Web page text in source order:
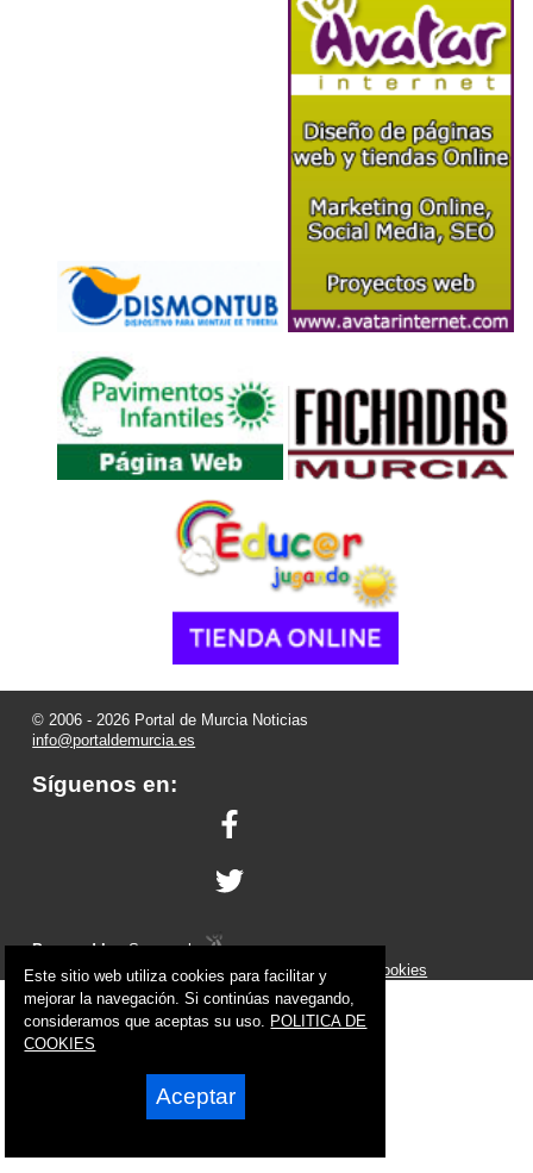
© 2006 - 2026 Portal de Murcia Noticias
info@portaldemurcia.es
Síguenos en:
Powered by:Superweb
Aviso Legal-Política de Privacidad-Política de Cookies
Este sitio web utiliza cookies para facilitar y
mejorar la navegación. Si continúas navegando,
consideramos que aceptas su uso. POLITICA DE
COOKIES
Aceptar